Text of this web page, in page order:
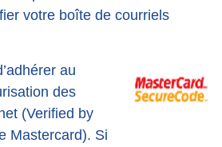
votre boîte de courriels
au
des
(Verified by
Mastercard). Si